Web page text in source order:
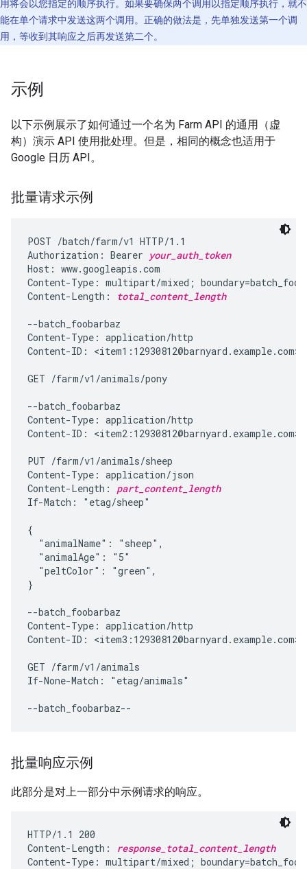
用将会以您指定的顺序执行。如果要确保两个调用以指定顺序执行，就不
能在单个请求中发送这两个调用。正确的做法是，先单独发送第一个调
用，等收到其响应之后再发送第二个。
示例
以下示例展示了如何通过一个名为 Farm API 的通用（虚
构）演示 API 使用批处理。但是，相同的概念也适用于
Google 日历 API。
批量请求示例
POST /batch/farm/v1 HTTP/1.1
Authorization: Bearer your_auth_token
Host: www.googleapis.com
Content-Type: multipart/mixed;
Content-Length:
total_content_length
--batch_foobarbaz
Content-Type: application/http
Content-ID: <item1:12930812@barnyard.example.com>
GET /farm/v1/animals/pony
--batch_foobarbaz
Content-Type: application/http
Content-ID: <item2:12930812@barnyard.example.com>
PUT /farm/v1/animals/sheep
Content-Type: application/json
Content-Length: part_content_length
If-Match: "etag/sheep"
{
  "animalName": "sheep",
  "animalAge": "5"
  "peltColor": "green",
}
--batch_foobarbaz
Content-Type: application/http
Content-ID: <item3:12930812@barnyard.example.com>
GET /farm/v1/animals
If-None-Match: "etag/animals"
批量响应示例
此部分是对上一部分中示例请求的响应。
HTTP/1.1 200
Content-Length:
response_total_content_length
Content-Type: multipart/mixed;